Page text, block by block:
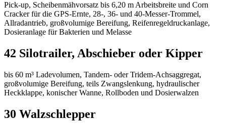
Pick-up, Scheibenmähvorsatz bis 6,20 m Arbeitsbreite und Corn
Cracker für die GPS-Ernte, 28-, 36- und 40-Messer-Trommel,
Allradantrieb, großvolumige Bereifung, Reifenregeldruckanlage,
Dosieranlage für Bakterien und Melasse
42 Silotrailer, Abschieber oder Kipper
bis 60 m³ Ladevolumen, Tandem- oder Tridem-Achsaggregat,
großvolumige Bereifung, teils Zwangslenkung, hydraulischer
Heckklappe, konischer Wanne, Rollboden und Dosierwalzen
30 Walzschlepper